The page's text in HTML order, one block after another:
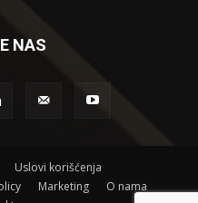
NAS
Uslovi korišćenja
Marketing
O nama